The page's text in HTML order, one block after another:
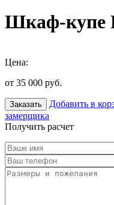
Шкаф-купе
Цена:
от 35 000 руб.
Заказать Добавить в
замерщика
Получить расчет